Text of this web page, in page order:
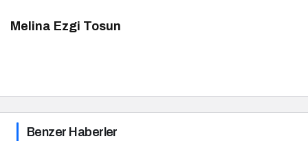
Melina Ezgi Tosun
Benzer Haberler